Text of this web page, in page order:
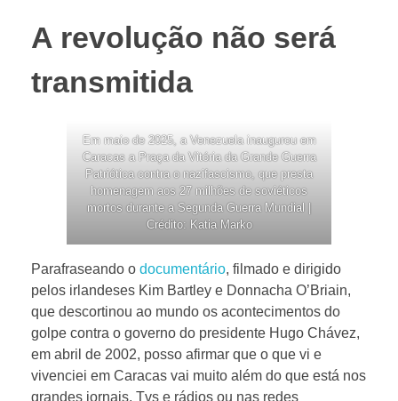
A revolução não será
transmitida
Em maio de 2025, a Venezuela inaugurou em
Caracas a Praça da Vitória da Grande Guerra
Patriótica contra o nazifascismo, que presta
homenagem aos 27 milhões de soviéticos
mortos durante a Segunda Guerra Mundial |
Crédito: Katia Marko
Parafraseando o documentário, filmado e dirigido
pelos irlandeses Kim Bartley e Donnacha O’Briain,
que descortinou ao mundo os acontecimentos do
golpe contra o governo do presidente Hugo Chávez,
em abril de 2002, posso afirmar que o que vi e
vivenciei em Caracas vai muito além do que está nos
grandes jornais, Tvs e rádios ou nas redes